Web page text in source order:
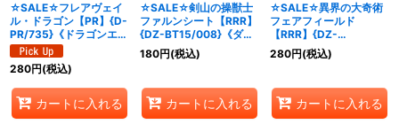
☆SALE☆フレアヴェイ
ル・ドラゴン【PR】{D-
PR/735}《ドラゴンエン
パイア》
280円(税込)
カートに入れる
☆SALE☆剣山の操獣士
ファルンシート【RRR】
{DZ-BT15/008}《ダー
クステイツ》
180円(税込)
カートに入れる
☆SALE☆異界の大奇術
フェアフィールド
【RRR】{DZ-
BT15/004}《ダークス
テイツ》
280円(税込)
カートに入れる